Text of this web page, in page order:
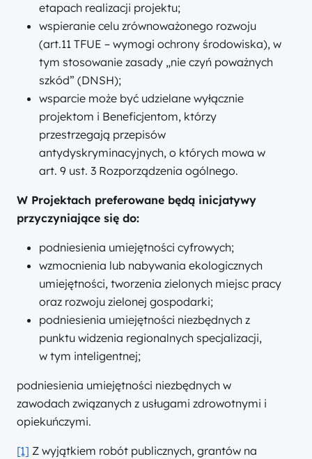
etapach realizacji projektu;
wspieranie celu zrównoważonego rozwoju
(art.11 TFUE – wymogi ochrony środowiska), w
tym stosowanie zasady „nie czyń poważnych
szkód” (DNSH);
wsparcie może być udzielane wyłącznie
projektom i Beneficjentom, którzy
przestrzegają przepisów
antydyskryminacyjnych, o których mowa w
art. 9 ust. 3 Rozporządzenia ogólnego.
W Projektach preferowane będą inicjatywy
przyczyniające się do:
podniesienia umiejętności cyfrowych;
wzmocnienia lub nabywania ekologicznych
umiejętności, tworzenia zielonych miejsc pracy
oraz rozwoju zielonej gospodarki;
podniesienia umiejętności niezbędnych z
punktu widzenia regionalnych specjalizacji,
w tym inteligentnej;
podniesienia umiejętności niezbędnych w
zawodach związanych z usługami zdrowotnymi i
opiekuńczymi.
[1] Z wyjątkiem robót publicznych, grantów na